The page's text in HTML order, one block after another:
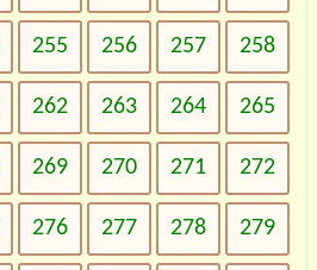
255 256 257 258
262 263 264 265
269 270 271 272
276 277 278 279